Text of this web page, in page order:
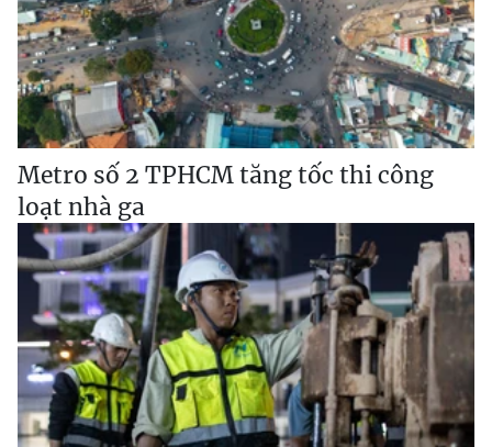
Metro số 2 TPHCM tăng tốc thi công
loạt nhà ga